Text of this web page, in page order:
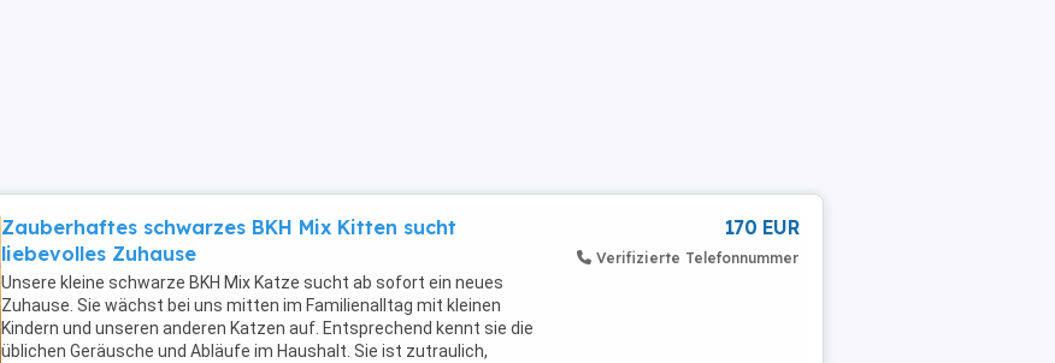
Zauberhaftes schwarzes BKH Mix Kitten sucht
liebevolles Zuhause
Unsere kleine schwarze BKH Mix Katze sucht ab sofort ein neues
Zuhause. Sie wächst bei uns mitten im Familienalltag mit kleinen
Kindern und unseren anderen Katzen auf. Entsprechend kennt sie die
üblichen Geräusche und Abläufe im Haushalt. Sie ist zutraulich,
170 EUR
Verifizierte Telefonnummer